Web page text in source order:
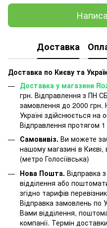
Доставка
Доставка по Києву та
Доставка у магазини
грн. Відправлення з ПН
замовлення до 2000
Україні здійснюється на
Відправлення протягом
Самовивіз. Ви можете
нашому магазині в
(метро Голосіївська)
Нова Пошта. Відправка
відділення або
згідно тарифів
Відправка замовлень по
Вами відділення,
компанії. Термін